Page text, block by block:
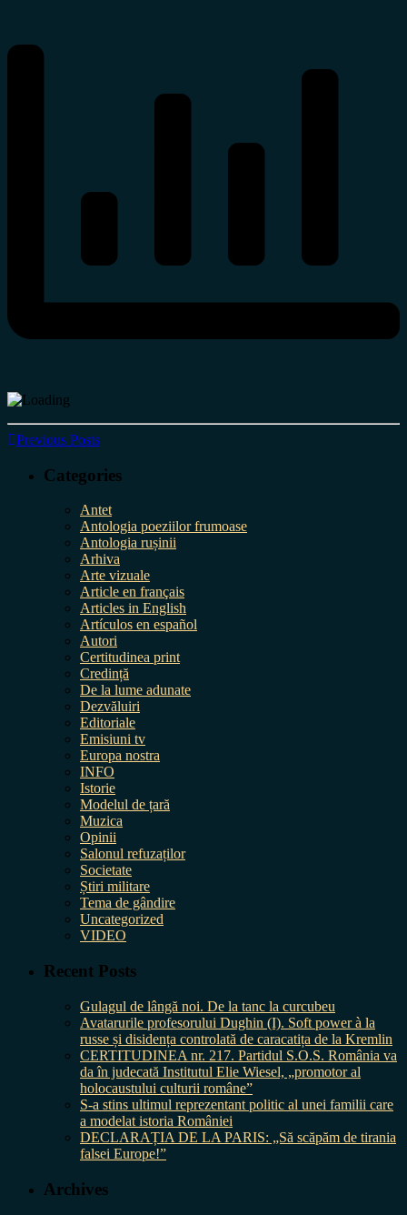
Previous Posts
Categories
Antet
Antologia poeziilor frumoase
Antologia rușinii
Arhiva
Arte vizuale
Article en français
Articles in English
Artículos en español
Autori
Certitudinea print
Credință
De la lume adunate
Dezvăluiri
Editoriale
Emisiuni tv
Europa nostra
INFO
Istorie
Modelul de țară
Muzica
Opinii
Salonul refuzaților
Societate
Știri militare
Tema de gândire
Uncategorized
VIDEO
Recent Posts
Gulagul de lângă noi. De la tanc la curcubeu
Avatarurile profesorului Dughin (I). Soft power à la
russe și disidența controlată de caracatița de la Kremlin
CERTITUDINEA nr. 217. Partidul S.O.S. România va
da în judecată Institutul Elie Wiesel, „promotor al
holocaustului culturii române”
S-a stins ultimul reprezentant politic al unei familii care
a modelat istoria României
DECLARAȚIA DE LA PARIS: „Să scăpăm de tirania
falsei Europe!”
Archives